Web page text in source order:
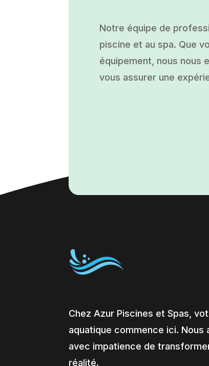
Notre équipe de
piscine et au spa. Que
équipement, nous nous
vous assurer une
Chez Azur Piscines et Spas,
aquatique commence ici. Nous
avec impatience de
réalité.